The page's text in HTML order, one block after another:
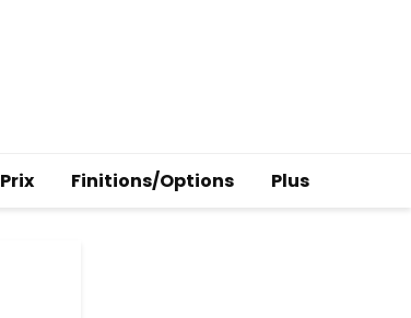
Prix Finitions/Options Plus